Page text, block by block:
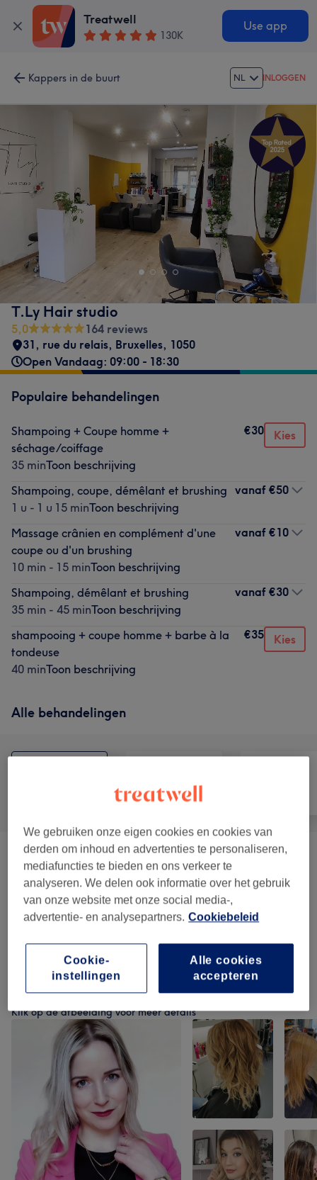
Treatwell
130K
Use app
Kappers in de buurt NL INLOGGEN
T.Ly Hair studio
5,0
164 reviews
31, rue du relais, Bruxelles, 1050
Open Vandaag: 09:00 - 18:30
Populaire behandelingen
Shampoing + Coupe homme +
séchage/coiffage
35 minToon beschrijving
€30 Kies
Shampoing, coupe, démêlant et brushing
1 u - 1 u 15 minToon beschrijving
vanaf €50
Massage crânien en complément d'une
coupe ou d'un brushing
10 min - 15 minToon beschrijving
vanaf €10
Shampoing, démêlant et brushing
35 min - 45 minToon beschrijving
vanaf €30
shampooing + coupe homme + barbe à la
tondeuse
40 minToon beschrijving
€35 Kies
Alle behandelingen
Haar
Femme - Coupe Et Coiffure 2)
Homme - Coupe Et Barbe (2 )
Coupe Ou Brushing (1)
Ons werk
Klik op de afbeelding voor meer details
We gebruiken onze eigen cookies en cookies van
derden om inhoud en advertenties te personaliseren,
mediafuncties te bieden en ons verkeer te
analyseren. We delen ook informatie over het gebruik
van onze website met onze social media-,
advertentie- en analysepartners. Cookiebeleid
Alle cookies
accepteren
Cookie-
instellingen